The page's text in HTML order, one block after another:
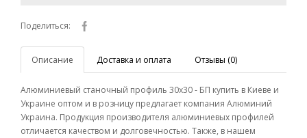
Поделиться:
Описание Доставка и оплата Отзывы (0)
Алюминиевый станочный профиль 30х30 - БП купить в Киеве и
Украине оптом и в розницу предлагает компания Алюминий
Украина. Продукция производителя алюминиевых профилей
отличается качеством и долговечностью. Также, в нашем